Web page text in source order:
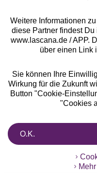
Weitere Informationen
diese Partner findest
www.lascana.de / APP.
über einen Link
Sie können Ihre
Wirkung für die Zukunft
Button "Cookie-
"Cookies
O.K.